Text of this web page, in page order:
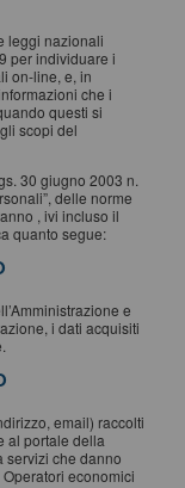
leggi nazionali
per individuare i
on-line, e, in
che i
questi si
scopi del
30 giugno 2003 n.
delle norme
, ivi incluso il
quanto segue:
e
i dati acquisiti
email) raccolti
al portale della
servizi che danno
economici